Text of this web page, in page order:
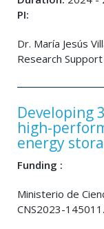
PI:
Dr. María Jesús
Research
Developing
high-
energy
Funding :
Ministerio de
CNS2023-145011.